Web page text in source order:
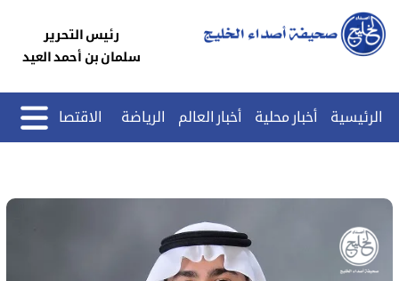
رئيس التحرير
سلمان بن أحمد العيد
الرئيسية أخبار محلية أخبار العالم الرياضة الاقتصاد